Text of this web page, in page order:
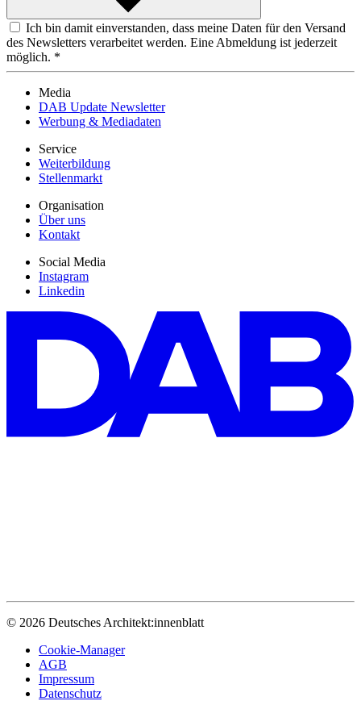
Ich bin damit einverstanden, dass meine Daten für den Versand
des Newsletters verarbeitet werden. Eine Abmeldung ist jederzeit
möglich. *
Media
DAB Update Newsletter
Werbung & Mediadaten
Service
Weiterbildung
Stellenmarkt
Organisation
Über uns
Kontakt
Social Media
Instagram
Linkedin
© 2026 Deutsches Architekt:innenblatt
Cookie-Manager
AGB
Impressum
Datenschutz